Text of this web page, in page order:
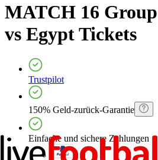
MATCH 16
vs EgyptTickets
Trustpilot
150% Geld-zurück-Garantie
Einfache und sichere Zahlungen